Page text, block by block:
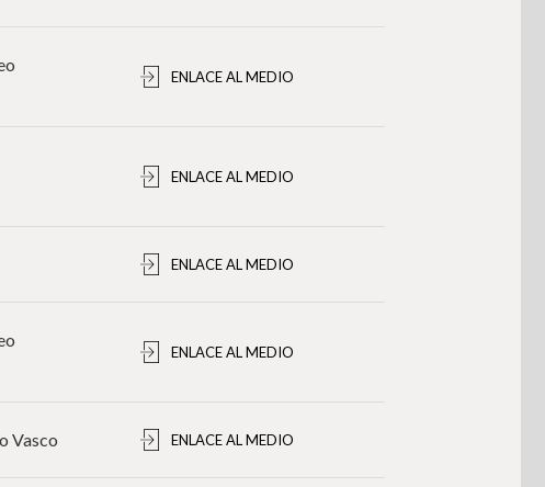
ENLACE AL MEDIO
ENLACE AL MEDIO
ENLACE AL MEDIO
ENLACE AL MEDIO
Vasco ENLACE AL MEDIO